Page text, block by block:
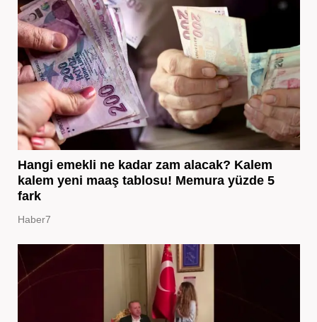
Hangi emekli ne kadar zam alacak? Kalem
kalem yeni maaş tablosu! Memura yüzde 5
fark
Haber7